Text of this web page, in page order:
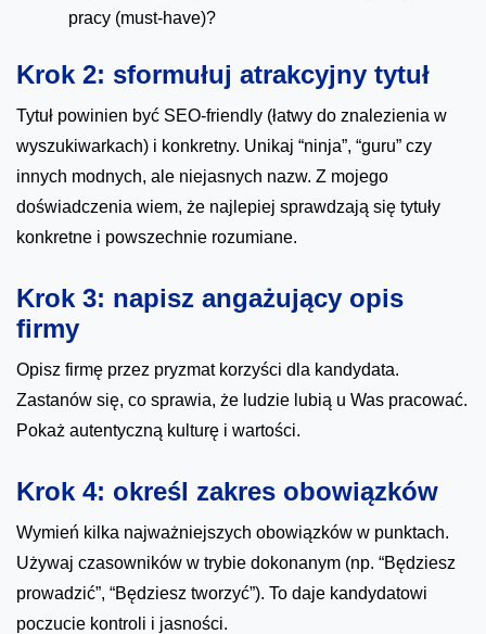
pracy (must-have)?
Krok 2: sformułuj atrakcyjny tytuł
Tytuł powinien być SEO-friendly (łatwy do znalezienia w
wyszukiwarkach) i konkretny. Unikaj “ninja”, “guru” czy
innych modnych, ale niejasnych nazw. Z mojego
doświadczenia wiem, że najlepiej sprawdzają się tytuły
konkretne i powszechnie rozumiane.
Krok 3: napisz angażujący opis
firmy
Opisz firmę przez pryzmat korzyści dla kandydata.
Zastanów się, co sprawia, że ludzie lubią u Was pracować.
Pokaż autentyczną kulturę i wartości.
Krok 4: określ zakres obowiązków
Wymień kilka najważniejszych obowiązków w punktach.
Używaj czasowników w trybie dokonanym (np. “Będziesz
prowadzić”, “Będziesz tworzyć”). To daje kandydatowi
poczucie kontroli i jasności.